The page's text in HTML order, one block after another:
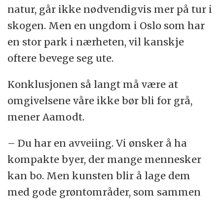
natur, går ikke nødvendigvis mer på tur i
skogen. Men en ungdom i Oslo som har
en stor park i nærheten, vil kanskje
oftere bevege seg ute.
Konklusjonen så langt må være at
omgivelsene våre ikke bør bli for grå,
mener Aamodt.
– Du har en avveiing. Vi ønsker å ha
kompakte byer, der mange mennesker
kan bo. Men kunsten blir å lage dem
med gode grøntområder, som sammen